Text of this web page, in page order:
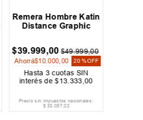
Remera Hombre Katin
Distance Graphic
$39.999,00 $49.999,00
Ahorrá$10.000,00 20 %OFF
Hasta3 cuotas SIN
interés de$13.333,00
Precio sin impuestos nacionales:
$ 33.057,02